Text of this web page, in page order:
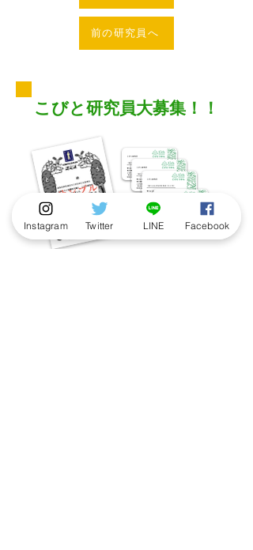
前の研究員へ
こびと研究員大募集！！
Instagram Twitter LINE Facebook